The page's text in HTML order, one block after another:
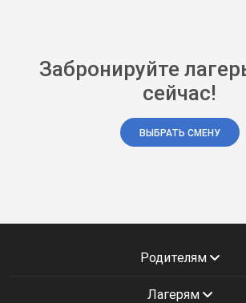
Забронируйте
сейчас!
ВЫБРАТЬ СМЕНУ
Родителям
Лагерям